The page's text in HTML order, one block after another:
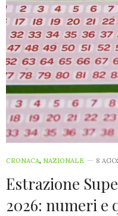
CRONACA, NAZIONALE 8
Estrazione
2026: numeri e